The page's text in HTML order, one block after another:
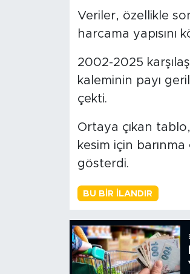
Veriler, özellikle
harcama
2002-2025
kaleminin payı
çekti.
Ortaya çıkan tablo,
kesim için
gösterdi.
BU BIR İLANDIR